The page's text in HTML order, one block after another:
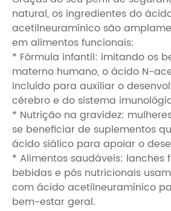
natural, os ingredientes do
acetilneuramínico são
em alimentos funcionais:
* Fórmula infantil: imitando os
materno humano, o ácido N-
incluído para auxiliar o
cérebro e do sistema
* Nutrição na gravidez:
se beneficiar de suplementos
ácido siálico para apoiar o
* Alimentos saudáveis: lanches
bebidas e pós nutricionais
com ácido acetilneuramínico
bem-estar geral.